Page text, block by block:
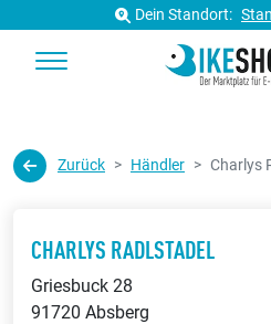
Dein Standort:
Zurück Händler Charlys
CHARLYS RADLSTADEL
Griesbuck 28
91720 Absberg